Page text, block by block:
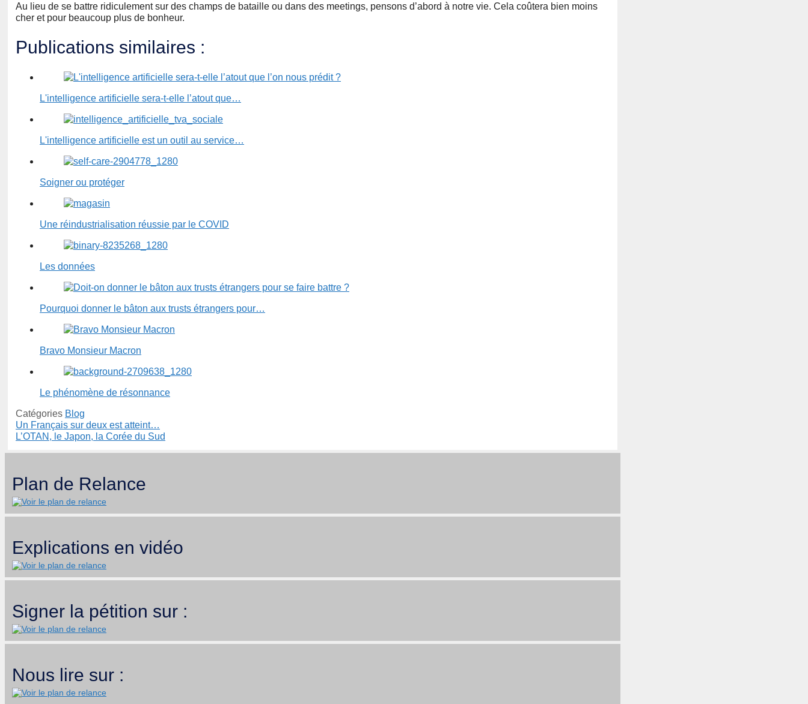
Au lieu de se battre ridiculement sur des champs de bataille ou dans des meetings, pensons d’abord à notre vie. Cela coûtera bien moins
cher et pour beaucoup plus de bonheur.
Publications similaires :
L'intelligence artificielle sera-t-elle l’atout que…
L'intelligence artificielle est un outil au service…
Soigner ou protéger
Une réindustrialisation réussie par le COVID
Les données
Pourquoi donner le bâton aux trusts étrangers pour…
Bravo Monsieur Macron
Le phénomène de résonnance
Catégories Blog
Un Français sur deux est atteint…
L’OTAN, le Japon, la Corée du Sud
Plan de Relance
Explications en vidéo
Signer la pétition sur :
Nous lire sur :